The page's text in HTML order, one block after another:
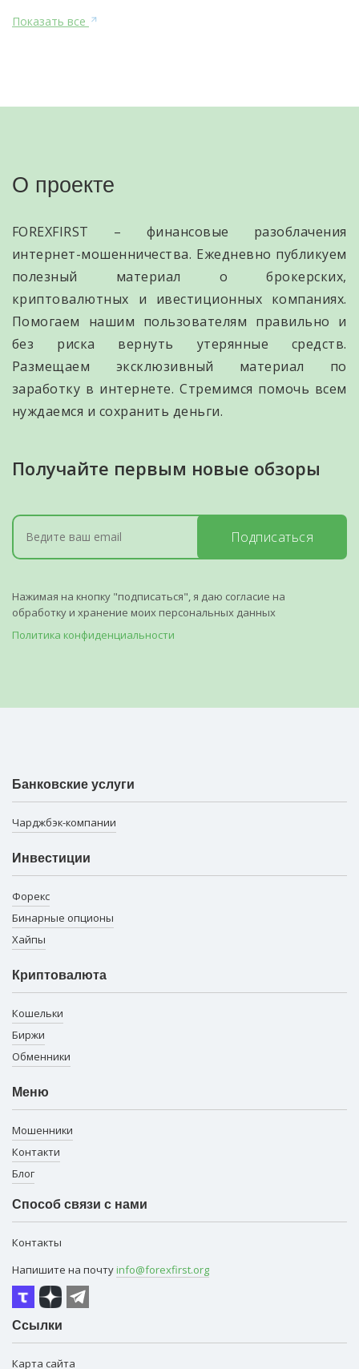
Показать все
О проекте
FOREXFIRST – финансовые разоблачения
интернет-мошенничества. Ежедневно публикуем
полезный материал о брокерских,
криптовалютных и ивестиционных компаниях.
Помогаем нашим пользователям правильно и
без риска вернуть утерянные средств.
Размещаем эксклюзивный материал по
заработку в интернете. Стремимся помочь всем
нуждаемся и сохранить деньги.
Получайте первым новые обзоры
Подписаться
Нажимая на кнопку "подписаться", я даю согласие на
обработку и хранение моих персональных данных
Политика конфиденциальности
Банковские услуги
Чарджбэк-компании
Инвестиции
Форекс
Бинарные опционы
Хайпы
Криптовалюта
Кошельки
Биржи
Обменники
Меню
Мошенники
Контакти
Блог
Способ связи с нами
Контакты
Напишите на почту info@forexfirst.org
Ссылки
Карта сайта